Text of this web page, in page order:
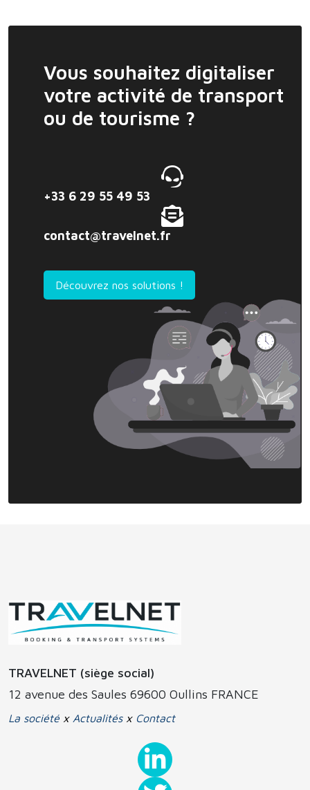
Vous souhaitez digitaliser
votre activité de transport
ou de tourisme ?
+33 6 29 55 49 53
contact@travelnet.fr
Découvrez nos solutions !
TRAVELNET (siège social)
12 avenue des Saules 69600 Oullins FRANCE
La société x Actualitésx Contact